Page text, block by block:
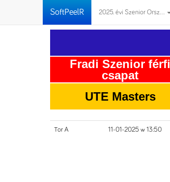
SoftPeelR 2025. évi Szenior Orsz...
Fradi Szenior férfi
csapat
UTE Masters
Tor A 11-01-2025 w 13:50